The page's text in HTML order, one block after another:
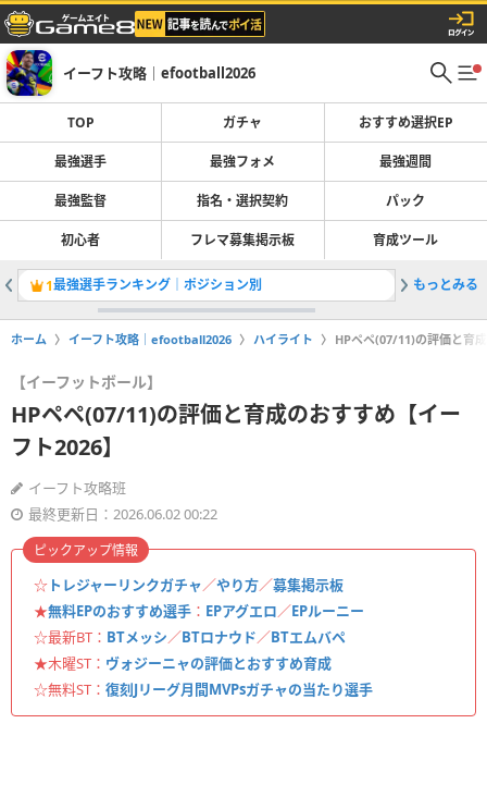
イーフト攻略｜efootball2026
TOP ガチャ おすすめ選択EP
最強選手 最強フォメ 最強週間
最強監督 指名・選択契約 パック
初心者 フレマ募集掲示板 育成ツール
1最強選手ランキング｜ポジション別 2
もっとみる
ホーム イーフト攻略｜efootball2026 ハイライト HPペペ(07/11)の評価と育
【イーフットボール】
HPペペ(07/11)の評価と育成のおすすめ【イー
フト2026】
イーフト攻略班
最終更新日：2026.06.02 00:22
☆ トレジャーリンクガチャ／やり方／募集掲示板
★無料EPのおすすめ選手 ： EPアグエロ／EPルーニー
☆最新BT： BTメッシ／BTロナウド／BTエムバペ
★木曜ST： ヴォジーニャの評価とおすすめ育成
☆無料ST： 復刻Jリーグ月間MVPsガチャの当たり選手
ピックアップ情報